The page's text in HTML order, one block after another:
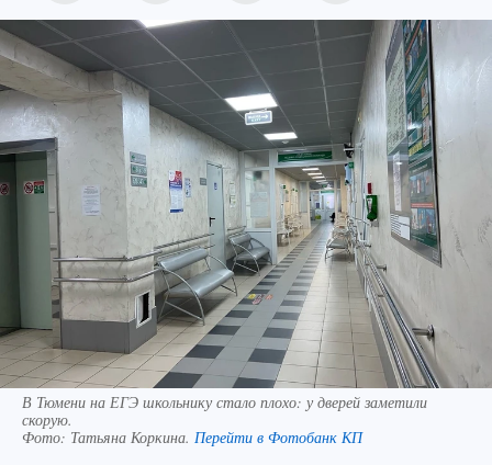
В Тюмени на ЕГЭ школьнику стало плохо: у дверей заметили
скорую.
Фото: Татьяна Коркина. Перейти в Фотобанк КП